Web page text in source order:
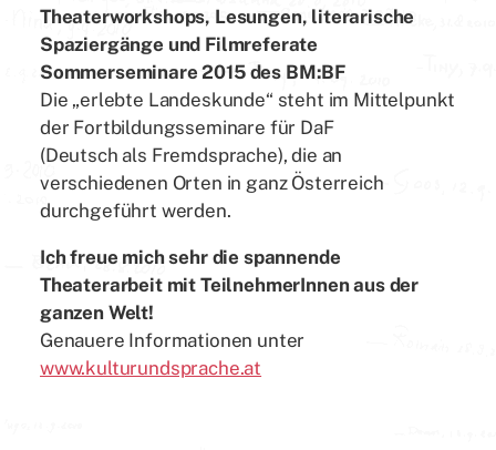
Theaterworkshops, Lesungen, literarische
Spaziergänge und Filmreferate
Sommerseminare 2015 des BM:BF
Die „erlebte Landeskunde“ steht im Mittelpunkt
der Fortbildungsseminare für DaF
(Deutsch als Fremdsprache), die an
verschiedenen Orten in ganz Österreich
durchgeführt werden.
Ich freue mich sehr die spannende
Theaterarbeit mit TeilnehmerInnen aus der
ganzen Welt!
Genauere Informationen unter
www.kulturundsprache.at